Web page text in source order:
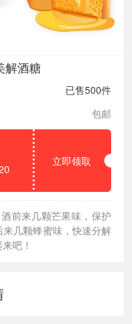
解酒糖
已售500件
包邮
立即领取
前来几颗芒果味，保护
几颗蜂蜜味，快速分解
吧！